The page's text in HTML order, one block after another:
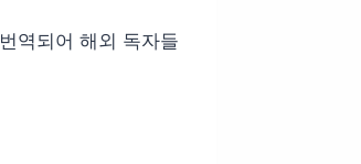
역되어 해외 독자들